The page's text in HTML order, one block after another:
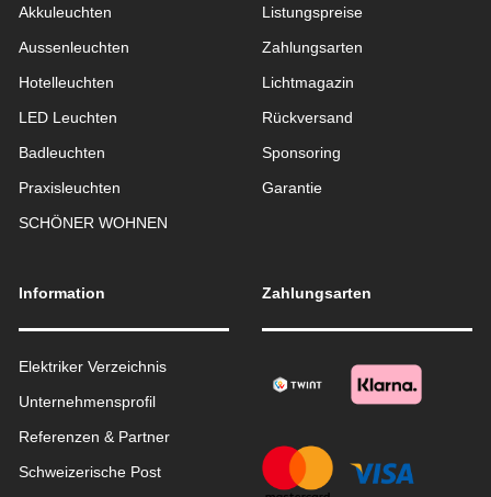
Akkuleuchten
Aussen­leuchten
Hotelleuchten
LED Leuchten
Badleuchten
Praxisleuchten
SCHÖNER WOHNEN
Listungspreise
Zahlungsarten
Lichtmagazin
Rückversand
Sponsoring
Garantie
Information
Elektriker Verzeichnis
Unternehmensprofil
Referenzen & Partner
Schweizerische Post
Zahlungsarten